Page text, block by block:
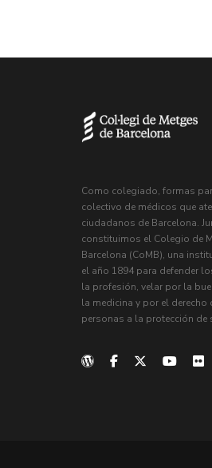
Como colegiado, formas
colectivo de médicos que
ciudadanos de Barcelona.
constituimos el Colegio de
Barcelona (CoMB), una
el año 1894 para defender
la profesión, velar por la
la medicina y por el derecho
personas a la protección de